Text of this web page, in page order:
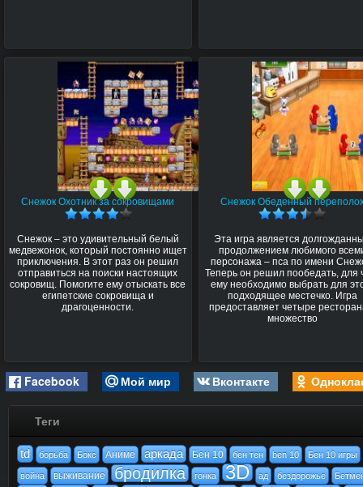
Снежок Охотник за сокровищами
Снежок – это удивительный белый
медвежонок, который постоянно ищет
приключения. В этот раз он решил
отправиться на поиски настоящих
сокровищ. Помогите ему отыскать все
египетские сокровища и
драгоценности.
Снежок Обеденный
Эта игра является
продолжением любимого
персонажа – пса по имени
Теперь он решил пообедать, для
ему необходимо выбрать для
подходящее местечко. Игра
предоставляет четыре
множество
Facebook Мой мир Вконтакте
Теги
td борьба Бокс Аниме аркада Бен 10 бен тен ben 10 Бен 10 игры
война выживание бродилка гонка 3D ад бездорожье